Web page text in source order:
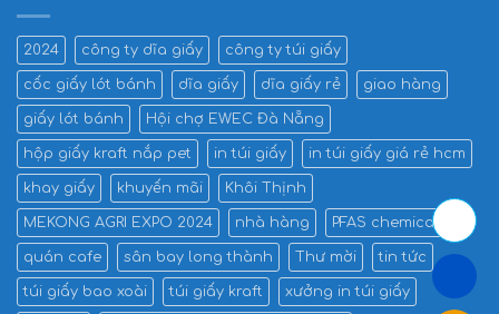
2024 công ty dĩa giấy công ty túi giấy
cốc giấy lót bánh dĩa giấy dĩa giấy rẻ giao hàng
giấy lót bánh Hội chợ EWEC Đà Nẵng
hộp giấy kraft nắp pet in túi giấy in túi giấy giá rẻ hcm
khay giấy khuyến mãi Khôi Thịnh
MEKONG AGRI EXPO 2024 nhà hàng PFAS chemicals
quán cafe sân bay long thành Thư mời tin tức
túi giấy bao xoài túi giấy kraft xưởng in túi giấy